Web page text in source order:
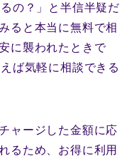
の？」と半信半疑だ
ると本当に無料で相
に襲われたときで
ば気軽に相談できる
ャージした金額に応
るため、お得に利用